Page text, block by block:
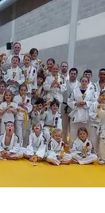
organiseren wij